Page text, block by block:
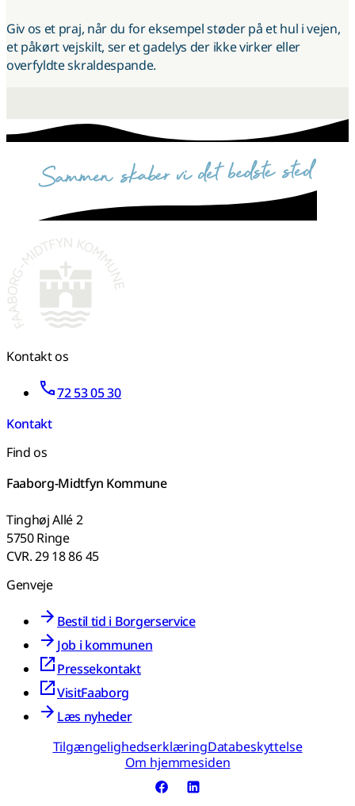
Giv os et praj, når du for eksempel støder på et hul i vejen,
et påkørt vejskilt, ser et gadelys der ikke virker eller
overfyldte skraldespande.
sammen skaber vi det bedste sted
Kontakt os
72 53 05 30
Kontakt
Find os
Faaborg-Midtfyn Kommune
Tinghøj Allé 2
5750 Ringe
CVR. 29 18 86 45
Genveje
Bestil tid i Borgerservice
Job i kommunen
Pressekontakt
VisitFaaborg
Læs nyheder
TilgængelighedserklæringDatabeskyttelse
Om hjemmesiden